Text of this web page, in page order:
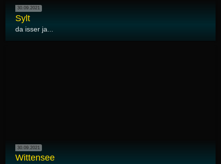
30.09.2021
Sylt
da isser ja...
30.09.2021
Wittensee